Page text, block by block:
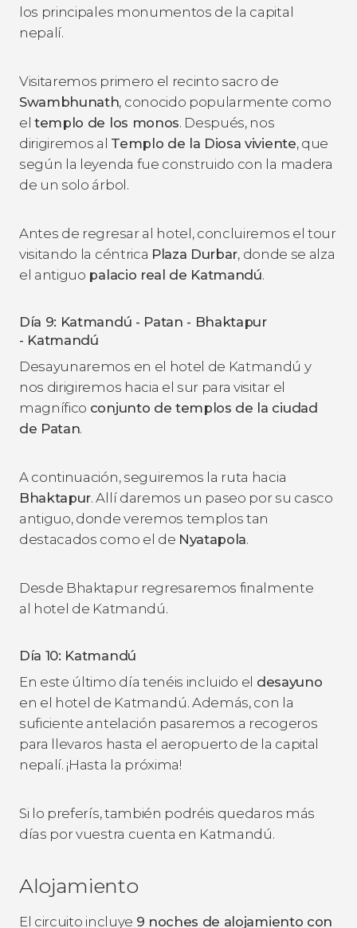
los principales monumentos de la capital
nepalí.
Visitaremos primero el recinto sacro de
Swambhunath, conocido popularmente como
eltemplo de los monos. Después, nos
dirigiremos al Templo de la Diosa viviente, que
según la leyenda fue construido con la madera
de un solo árbol.
Antes de regresar al hotel, concluiremos el tour
visitando la céntrica Plaza Durbar, donde se alza
el antiguo palacio real de Katmandú.
Día 9: Katmandú - Patan - Bhaktapur
- Katmandú
Desayunaremos en el hotel de Katmandú y
nos dirigiremos hacia el sur para visitar el
magnífico conjunto de templos de la ciudad
de Patan.
A continuación, seguiremos la ruta hacia
Bhaktapur. Allí daremos un paseo por su casco
antiguo, donde veremos templos tan
destacados como el de Nyatapola.
Desde Bhaktapur regresaremos finalmente
al hotel de Katmandú.
Día 10: Katmandú
En este último día tenéis incluido el desayuno
en el hotel de Katmandú. Además, con la
suficiente antelación pasaremos a recogeros
para llevaros hasta el aeropuerto de la capital
nepalí. ¡Hasta la próxima!
Si lo preferís, también podréis quedaros más
días por vuestra cuenta en Katmandú.
Alojamiento
El circuito incluye 9 noches de alojamiento con